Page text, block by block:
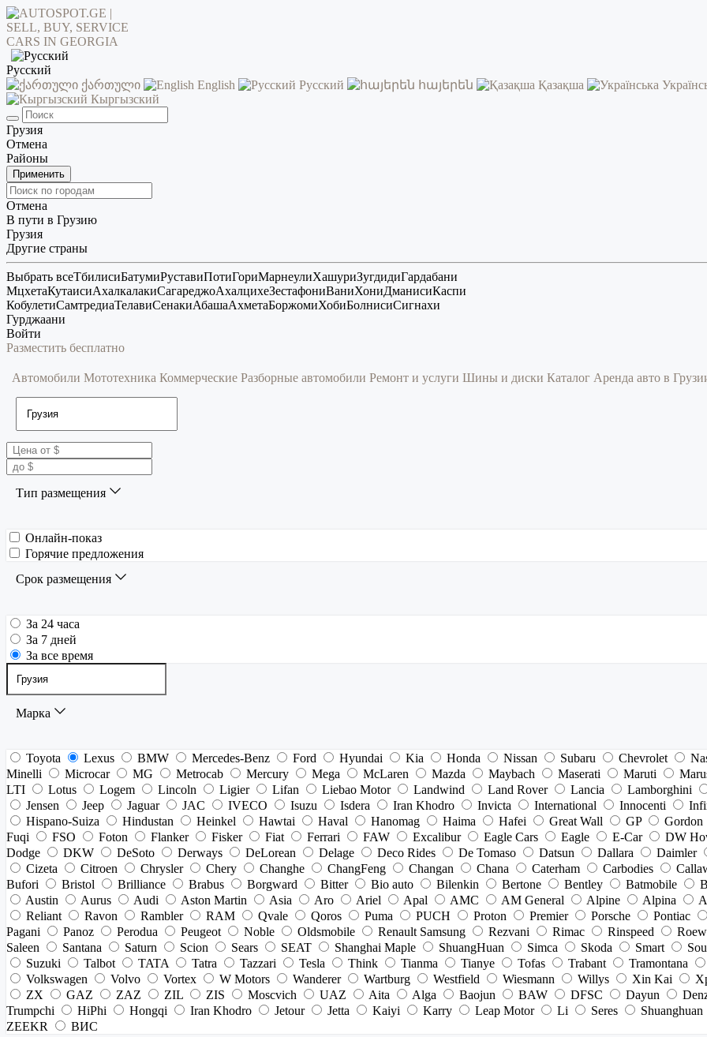
Русский
ქართული
English Русский հայերեն Қазақша
Кыргызский
Грузия
Отмена
Районы
Применить
Отмена
В пути в Грузию
Грузия
Другие страны
Выбрать всеТбилисиБатумиРуставиПотиГориМарнеулиХашуриЗугдидиГардабани
МцхетаКутаисиАхалкалакиСагареджоАхалцихеЗестафониВаниХониДманисиКаспи
КобулетиСамтредиаТелавиСенакиАбашаАхметаБоржомиХобиБолнисиСигнахи
Гурджаани
Войти
Разместить бесплатно
Автомобили Мототехника Коммерческие Разборные автомобили Ремонт и услуги Шины и диски Каталог Аренда авто в
Тип размещения
Онлайн-показ
Горячие предложения
Срок размещения
За 24 часа
За 7 дней
За все время
Марка
Toyota Lexus BMW Mercedes-Benz Ford Hyundai Kia Honda Nissan Subaru Chevrolet
Minelli
Microcar MG Metrocab Mercury Mega McLaren Mazda Maybach Maserati Maruti
LTI
Lotus Logem Lincoln Ligier Lifan Liebao Motor Landwind Land Rover Lancia Lamborghini
Jensen
Jeep Jaguar JAC IVECO Isuzu Isdera Iran Khodro Invicta International Innocenti
Hispano-Suiza
Hindustan Heinkel Hawtai Haval Hanomag Haima Hafei Great Wall GP Gordon
Fuqi
FSO Foton Flanker Fisker Fiat Ferrari FAW Excalibur Eagle Cars Eagle E-Car DW
Dodge
DKW DeSoto Derways DeLorean Delage Deco Rides De Tomaso Datsun Dallara Daimler
Cizeta
Citroen Chrysler Chery Changhe ChangFeng Changan Chana Caterham Carbodies
Bufori
Bristol Brilliance Brabus Borgward Bitter Bio auto Bilenkin Bertone Bentley Batmobile
Austin
Aurus Audi Aston Martin Asia Aro Ariel Apal AMC AM General Alpine Alpina
Reliant
Ravon Rambler RAM Qvale Qoros Puma PUCH Proton Premier Porsche Pontiac
Pagani
Panoz Perodua Peugeot Noble Oldsmobile Renault Samsung Rezvani Rimac Rinspeed
Saleen
Santana Saturn Scion Sears SEAT Shanghai Maple ShuangHuan Simca Skoda Smart
Suzuki
Talbot TATA Tatra Tazzari Tesla Think Tianma Tianye Tofas Trabant Tramontana
Volkswagen
Volvo Vortex W Motors Wanderer Wartburg Westfield Wiesmann Willys Xin Kai
ZX
GAZ ZAZ ZIL ZIS Moscvich UAZ Aita Alga Baojun BAW DFSC Dayun
Trumpchi
HiPhi Hongqi Iran Khodro Jetour Jetta Kaiyi Karry Leap Motor Li Seres Shuanghuan
ZEEKR
ВИС